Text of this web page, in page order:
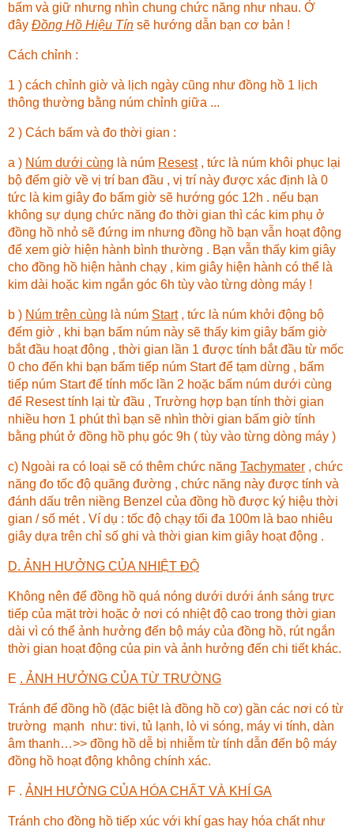
bấm và giữ nhưng nhìn chung chức năng như nhau. Ở
đây Đồng Hồ Hiệu Tín sẽ hướng dẫn bạn cơ bản !
Cách chỉnh :
1 ) cách chỉnh giờ và lịch ngày cũng như đồng hồ 1 lịch
thông thường bằng núm chỉnh giữa ...
2 ) Cách bấm và đo thời gian :
a ) Núm dưới cùng là núm Resest, tức là núm khôi phục lại
bộ đếm giờ về vị trí ban đầu , vị trí này được xác định là 0
tức là kim giây đo bấm giờ sẽ hướng góc 12h . nếu bạn
không sự dụng chức năng đo thời gian thì các kim phụ ở
đồng hồ nhỏ sẽ đứng im nhưng đồng hồ bạn vẫn hoạt động
để xem giờ hiện hành bình thường . Bạn vẫn thấy kim giây
cho đồng hồ hiện hành chạy , kim giây hiện hành có thể là
kim dài hoặc kim ngắn góc 6h tùy vào từng dòng máy !
b ) Núm trên cùng là núm Start, tức là núm khởi động bộ
đếm giờ , khi bạn bấm núm này sẽ thấy kim giây bấm giờ
bắt đầu hoạt động , thời gian lần 1 được tính bắt đầu từ mốc
0 cho đến khi bạn bấm tiếp núm Start để tạm dừng , bấm
tiếp núm Start để tính mốc lần 2 hoặc bấm núm dưới cùng
để Resest tính lại từ đầu , Trường hợp bạn tính thời gian
nhiều hơn 1 phút thì bạn sẽ nhìn thời gian bấm giờ tính
bằng phút ở đồng hồ phụ góc 9h ( tùy vào từng dòng máy )
c) Ngoài ra có loại sẽ có thêm chức năng Tachymater , chức
năng đo tốc độ quãng đường , chức năng này được tính và
đánh dấu trên niềng Benzel của đồng hồ được ký hiệu thời
gian / số mét . Ví dụ : tốc độ chạy tối đa 100m là bao nhiêu
giây dựa trên chỉ số ghi và thời gian kim giây hoạt động .
D. ẢNH HƯỞNG CỦA NHIỆT ĐỘ
Không nên để đồng hồ quá nóng dưới dưới ánh sáng trực
tiếp của mặt trời hoặc ở nơi có nhiệt độ cao trong thời gian
dài vì có thể ảnh hưởng đến bộ máy của đồng hồ, rút ngắn
thời gian hoạt động của pin và ảnh hưởng đến chi tiết khác.
E . ẢNH HƯỞNG CỦA TỪ TRƯỜNG
Tránh để đồng hồ (đặc biệt là đồng hồ cơ) gần các nơi có từ
trường mạnh như: tivi, tủ lạnh, lò vi sóng, máy vi tính, dàn
âm thanh…>> đồng hồ dễ bị nhiễm từ tính dẫn đến bộ máy
đồng hồ hoạt động không chính xác.
F . ẢNH HƯỞNG CỦA HÓA CHẤT VÀ KHÍ GA
Tránh cho đồng hồ tiếp xúc với khí gas hay hóa chất như